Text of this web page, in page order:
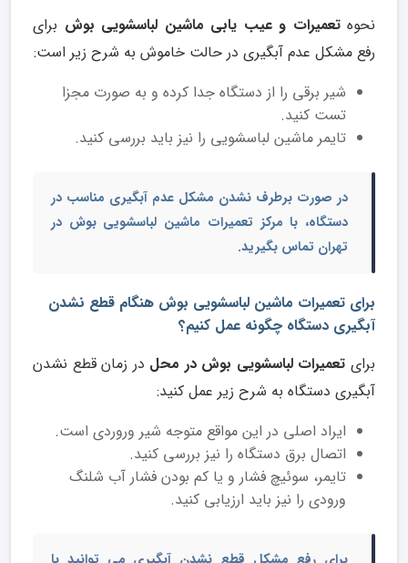
نحوهتعمیرات و عیب یابی ماشین لباسشویی بوش برای
رفع مشکل عدم آبگیری در حالت خاموش به شرح زیر است:
شیر برقی را از دستگاه جدا کرده و به صورت مجزا
تست کنید.
تایمر ماشین لباسشویی را نیز باید بررسی کنید.
در صورت برطرف نشدن مشکل عدم آبگیری مناسب در
دستگاه، با مرکز تعمیرات ماشین لباسشویی بوش در
تهران تماس بگیرید.
برای تعمیرات ماشین لباسشویی بوش هنگام قطع نشدن
آبگیری دستگاه چگونه عمل کنیم؟
برای تعمیرات لباسشویی بوش در محل در زمان قطع نشدن
آبگیری دستگاه به شرح زیر عمل کنید:
ایراد اصلی در این مواقع متوجه شیر وروردی است.
اتصال برق دستگاه را نیز بررسی کنید.
تایمر، سوئیچ فشار و یا کم بودن فشار آب شلنگ
ورودی را نیز باید ارزیابی کنید.